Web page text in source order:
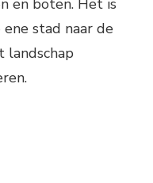
stad naar de
landschap